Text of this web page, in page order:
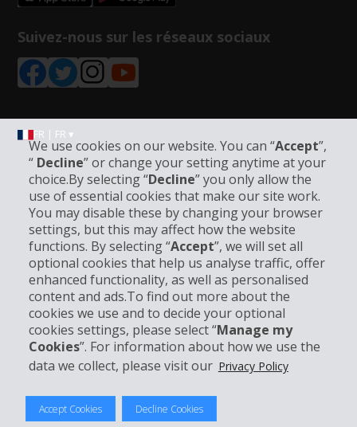
We use cookies on our website. You can “Accept”,
“ Decline” or change your setting anytime at your
choice.By selecting “Decline” you only allow the
use of essential cookies that make our site work.
You may disable these by changing your browser
settings, but this may affect how the website
functions. By selecting “Accept”, we will set all
optional cookies that help us analyse traffic, offer
enhanced functionality, as well as personalised
content and ads.To find out more about the
cookies we use and to decide your optional
cookies settings, please select “Manage my
Cookies”. For information about how we use the
data we collect, please visit our Privacy Policy
Accept Cookies Decline Cookies
Suivez-nous sur les réseaux sociaux
FR | FR ▾
Informations sur l'entreprise
Entreprise
Support client
Réserver avec Hertz
© 2026 The Hertz System, Inc.
Politique de confidentialité | Conditions d'utilisation du site